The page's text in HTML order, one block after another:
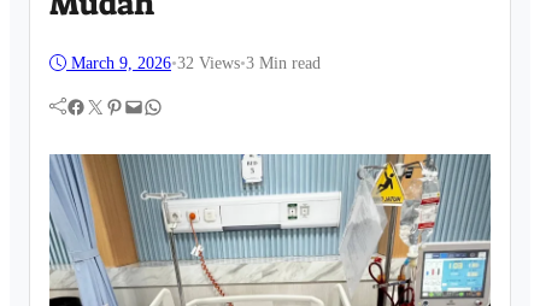
March 9, 2026•32 Views•3 Min read
Facebook Twitter Pinterest Mail WhatsApp